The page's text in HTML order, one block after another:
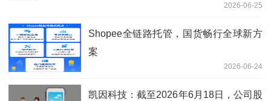
2026-06-25
Shopee全链路托管，国货畅行全球新方
案​
2026-06-24
凯因科技：截至2026年6月18日，公司股